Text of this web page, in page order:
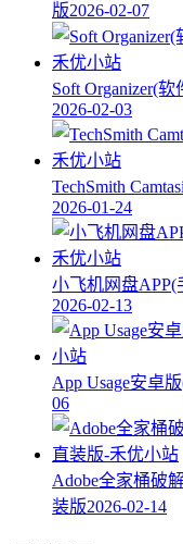
版2026-02-07
Soft Organizer(
2026-02-03
TechSmith
2026-01-24
小飞机网盘APP(
2026-02-13
App Usage安卓
06
Adobe全家桶破
装版2026-02-14